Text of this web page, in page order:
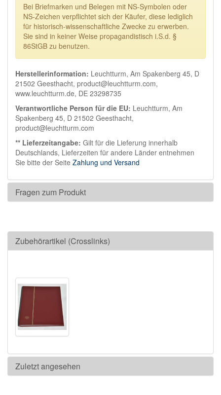
Bei Briefmarken und Belegen mit NS-Symbolen oder
NS-Zeichen verpflichtet sich der Käufer, diese lediglich
für historisch-wissenschaftliche Zwecke zu erwerben.
Sie sind in keiner Weise propagandistisch i.S.d. §
86StGB zu benutzen.
Herstellerinformation: Leuchtturm, Am Spakenberg 45, D
21502 Geesthacht, product@leuchtturm.com,
www.leuchtturm.de, DE 23298735
Verantwortliche Person für die EU: Leuchtturm, Am
Spakenberg 45, D 21502 Geesthacht,
product@leuchtturm.com
** Lieferzeitangabe: Gilt für die Lieferung innerhalb
Deutschlands, Lieferzeiten für andere Länder entnehmen
Sie bitte der Seite Zahlung und Versand
Fragen zum Produkt
Zubehörartikel (Crosslinks)
Zuletzt angesehen